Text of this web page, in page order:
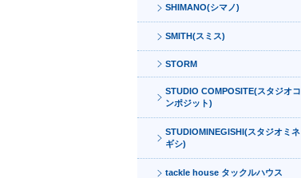
SHIMANO(シマノ)
SMITH(スミス)
STORM
STUDIO COMPOSITE(スタジオコ
ンポジット)
STUDIOMINEGISHI(スタジオミネ
ギシ)
tackle house タックルハウス